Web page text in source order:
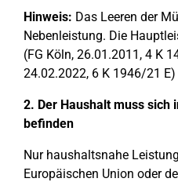
Hinweis: Das Leeren der
Nebenleistung. Die
(FG Köln, 26.01.2011, 4 K
24.02.2022, 6 K 1946/21 E)
2. Der Haushalt muss sich
befinden
Nur haushaltsnahe
Europäischen Union oder